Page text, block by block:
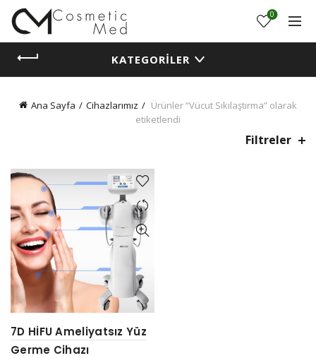
0
KATEGORILER
Ana Sayfa Cihazlarımız
Ürünler “Vücut Sıkılaştırma” olarak
etiketlendi
Filtreler
7D HİFU Ameliyatsız Yüz
Germe Cihazı